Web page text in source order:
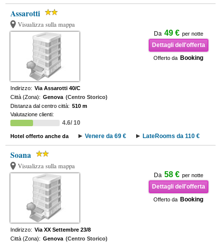
Assarotti
Visualizza sulla mappa
Da 49 € per notte
Dettagli dell'offerta
Offerto da Booking
Indirizzo: Via Assarotti 40/C
Città (Zona): Genova (Centro Storico)
Distanza dal centro città: 510 m
Valutazione clienti:
4.6/ 10
Hotel offerto anche da Venere da 69 € LateRooms da 110 €
Soana
Visualizza sulla mappa
Da 58 € per notte
Dettagli dell'offerta
Offerto da Booking
Indirizzo: Via XX Settembre 23/8
Città (Zona): Genova (Centro Storico)